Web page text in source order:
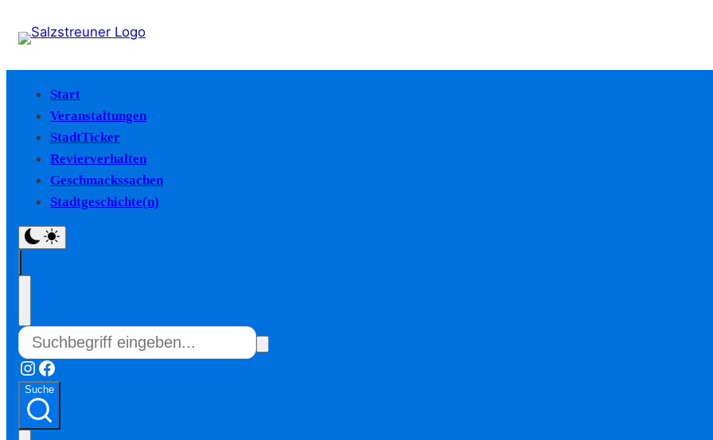
Start
Veranstaltungen
StadtTicker
Revierverhalten
Geschmackssachen
Stadtgeschichte(n)
Instagram
Facebook
Suche